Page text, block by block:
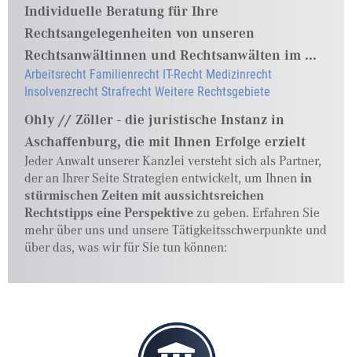
Individuelle Beratung für Ihre
Rechtsangelegenheiten von unseren
Rechtsanwältinnen und Rechtsanwälten im ...
Arbeitsrecht Familienrecht IT-Recht Medizinrecht
Insolvenzrecht Strafrecht Weitere Rechtsgebiete
Ohly // Zöller - die juristische Instanz in
Aschaffenburg, die mit Ihnen Erfolge erzielt
Jeder Anwalt unserer Kanzlei versteht sich als Partner,
der an Ihrer Seite Strategien entwickelt, um Ihnenin
stürmischen Zeiten mit aussichtsreichen
Rechtstipps eine Perspektive zu geben. Erfahren Sie
mehr über uns und unsere Tätigkeitsschwerpunkte und
über das, was wir für Sie tun können: